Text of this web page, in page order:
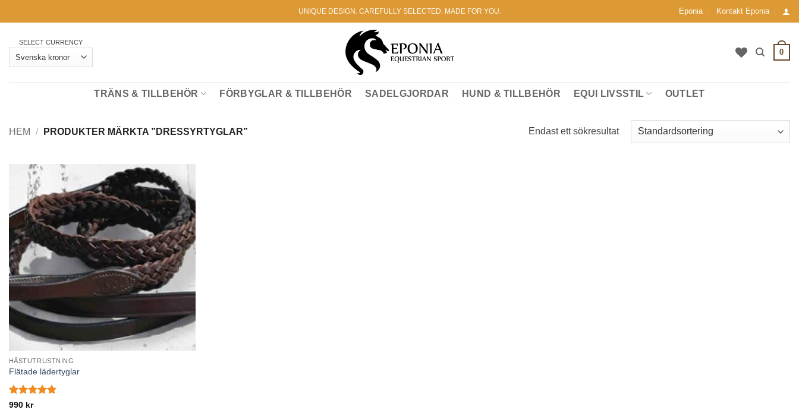
to
UNIQUE DESIGN. CAREFULLY SELECTED. MADE FOR YOU. Eponia Kontakt Eponia
SELECT CURRENCY
0
TRÄNS & TILLBEHÖR FÖRBYGLAR & TILLBEHÖR SADELGJORDAR HUND & TILLBEHÖR EQUI LIVSSTIL OUTLET
HEM / PRODUKTER MÄRKTA ”DRESSYRTYGLAR” Endast ett sökresultat
Lägg till i önskelistan
HÄSTUTRUSTNING
Flätade lädertyglar
Betygsatt
990 kr